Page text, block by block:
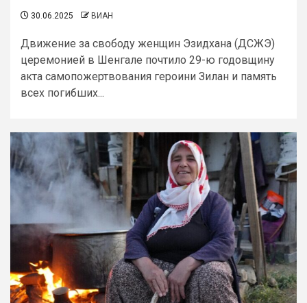
30.06.2025 ВИАН
Движение за свободу женщин Эзидхана (ДСЖЭ)
церемонией в Шенгале почтило 29-ю годовщину
акта самопожертвования героини Зилан и память
всех погибших...